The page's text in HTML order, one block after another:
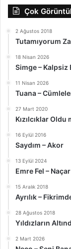
Çok
2 Ağustos 2018
Tutamıyorum
18 Nisan 2026
Simge – Kalpsiz
11 Nisan 2026
Tuana –
27 Mart 2020
Kızılcıklar Oldu
16 Eylül 2016
Saydım – Akor
13 Eylül 2024
Emre Fel –
15 Aralık 2018
Ayrılık –
28 Ağustos 2018
Yıldızların
2 Mart 2026